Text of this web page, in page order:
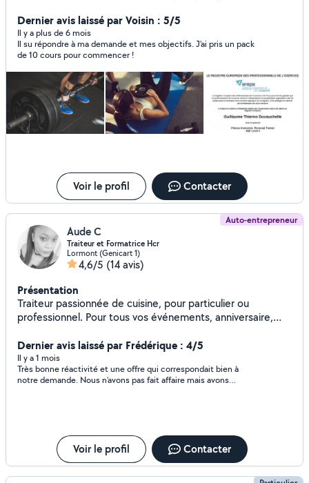
Ayant été bercé depuis ma plus tendre enfance dans un
environnement sportif, je veux vous partager avec mon
approche personnelle, tous mes savoirs et ma philosophie,
dans le domaine du sport et du bien-être physique
comme mental, afin que vous ayez toutes les clés en main
pour acquérir une autonomie pour tout le restant de votre
vie.
Dernier avis laissé par Voisin : 5/5
Il y a plus de 6 mois
Il su répondre à ma demande et mes objectifs. J'ai pris un pack
de 10 cours pour commencer !
Voir le profil Contacter
Auto-entrepreneur
Aude C
Traiteur et Formatrice Hcr
Lormont (Genicart 1)
4,6/5 (14 avis)
Présentation
Traiteur passionnée de cuisine, pour particulier ou
professionnel. Pour tous vos événements, anniversaire,
individuel sur place ou lieu de travail. Je suis disponible
pour les entreprises pour les formations vente, haccp et
auditrice. En appui pour la vente ou la production. Pour la
partie restauration. Conciergerie à mon compte pour la
Dernier avis laissé par Frédérique : 4/5
Il y a 1 mois
Très bonne réactivité et une offre qui correspondait bien à
notre demande. Nous n’avons pas fait affaire mais avons
Voir le profil Contacter